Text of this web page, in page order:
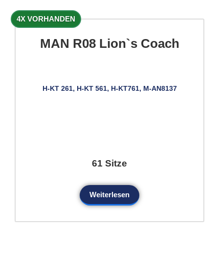
4X VORHANDEN
MAN R08 Lion`s Coach
H-KT 261, H-KT 561, H-KT761, M-AN8137
61 Sitze
Weiterlesen